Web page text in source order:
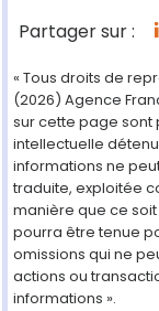
Partager sur :
« Tous droits de
(2026) Agence
sur cette page
intellectuelle
informations ne
traduite, exploitée
manière que ce soit
pourra être tenue
omissions qui ne
actions ou
informations ».